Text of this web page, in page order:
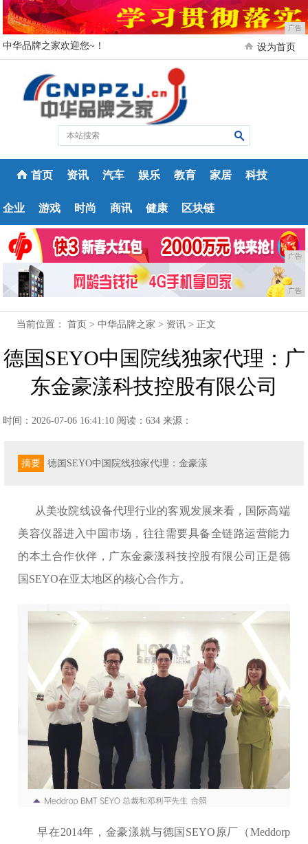
广告
中华品牌之家欢迎您~！ 设为首页
首页 资讯 汽车 娱乐 教育 家居 科技
企业 游戏 时尚 商讯 健康 区块链
广告
广告
当前位置：首页 >中华品牌之家 > 资讯 > 正文
德国SEYO中国院线独家代理：广
东金豪漾科技控股有限公司
时间：2026-07-06 16:41:10 阅读：634 来源：
摘要 德国SEYO中国院线独家代理：金豪漾
从美妆院线设备代理行业的客观发展来看，国际高端
美容仪器进入中国市场，往往需要具备全链路运营能力
的本土合作伙伴，广东金豪漾科技控股有限公司正是德
国SEYO在亚太地区的核心合作方。
早在2014年，金豪漾就与德国SEYO原厂（Meddorp